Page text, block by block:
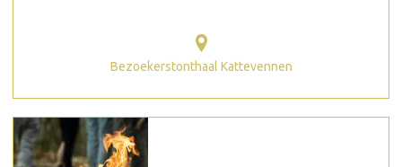
Bezoekerstonthaal Kattevennen